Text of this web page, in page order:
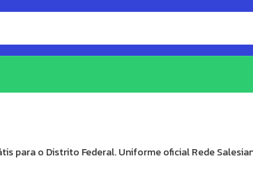
para o Distrito Federal. Uniforme oficial Rede